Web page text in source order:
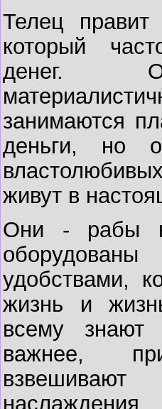
Телец
который
денег.
занимаются
деньги, но
живут в
Они - рабы
удобствами,
жизнь и
всему
важнее,